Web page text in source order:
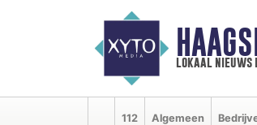
lokaal nieuws
112 Algemeen